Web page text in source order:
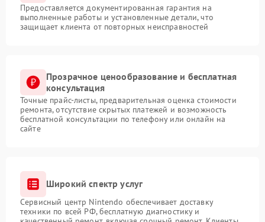
Предоставляется документированная гарантия на
выполненные работы и установленные детали, что
защищает клиента от повторных неисправностей
Прозрачное ценообразование и бесплатная
консультация
Точные прайс-листы, предварительная оценка стоимости
ремонта, отсутствие скрытых платежей и возможность
бесплатной консультации по телефону или онлайн на
сайте
Широкий спектр услуг
Сервисный центр Nintendo обеспечивает доставку
техники по всей РФ, бесплатную диагностику и